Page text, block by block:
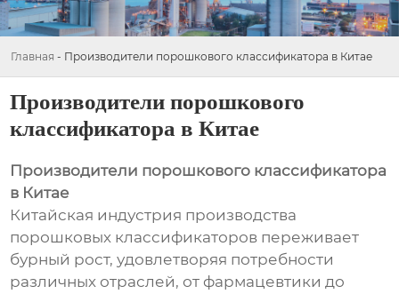
Главная - Производители порошкового классификатора в Китае
Производители порошкового
классификатора в Китае
Производители порошкового классификатора
в Китае
Китайская индустрия производства
порошковых классификаторов переживает
бурный рост, удовлетворяя потребности
различных отраслей, от фармацевтики до